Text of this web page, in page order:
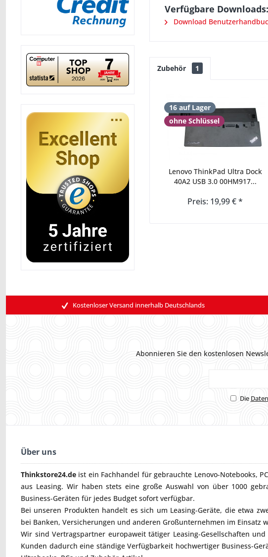
Verfügbare Downloads:
Download
Zubehör 1
16 auf Lager
ohne Schlüssel
Lenovo ThinkPad Ultra Dock
40A2 USB 3.0 00HM917...
Preis: 19,99 € *
Kostenloser Versand innerhalb Deutschlands
Abonnieren Sie den kostenlosen
Die
Über uns
Thinkstore24.de ist ein Fachhandel für gebrauchte Lenovo-Notebooks,
aus Leasing. Wir haben stets eine große Auswahl von über 1000
Business-Geräten für jedes Budget sofort verfügbar.
Bei unseren Produkten handelt es sich um Leasing-Geräte, die etwa
bei Banken, Versicherungen und anderen Großunternehmen im Einsatz
Wir sind Vertragspartner europaweit tätiger Leasing-Gesellschaften
Kunden dadurch eine ständige Verfügbarkeit hochwertiger Business-